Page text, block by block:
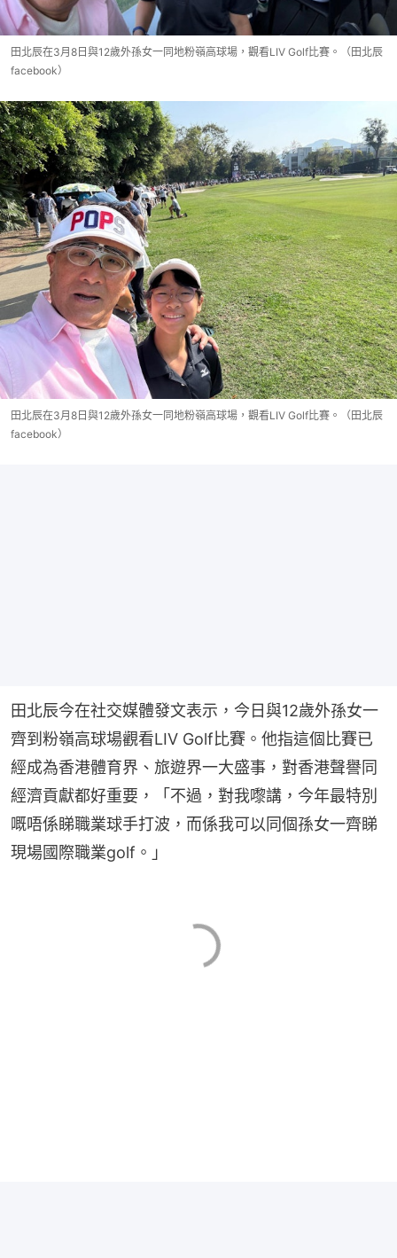
田北辰在3月8日與12歲外孫女一同地粉嶺高球場，觀看LIV Golf比賽。（田北辰
facebook）
田北辰在3月8日與12歲外孫女一同地粉嶺高球場，觀看LIV Golf比賽。（田北辰
facebook）
田北辰今在社交媒體發文表示，今日與12歲外孫女一
齊到粉嶺高球場觀看LIV Golf比賽。他指這個比賽已
經成為香港體育界、旅遊界一大盛事，對香港聲譽同
經濟貢獻都好重要，「不過，對我嚟講，今年最特別
嘅唔係睇職業球手打波，而係我可以同個孫女一齊睇
現場國際職業golf。」